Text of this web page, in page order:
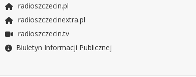
radioszczecin.pl
radioszczecinextra.pl
radioszczecin.tv
Biuletyn Informacji Publicznej